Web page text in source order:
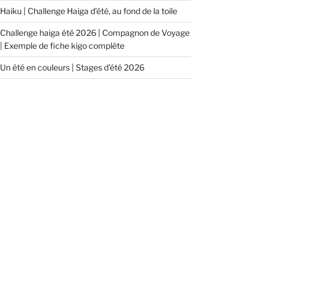
Haiku | Challenge Haiga d’été, au fond de la toile
Challenge haiga été 2026 | Compagnon de Voyage
| Exemple de fiche kigo complète
Un été en couleurs | Stages d’été 2026